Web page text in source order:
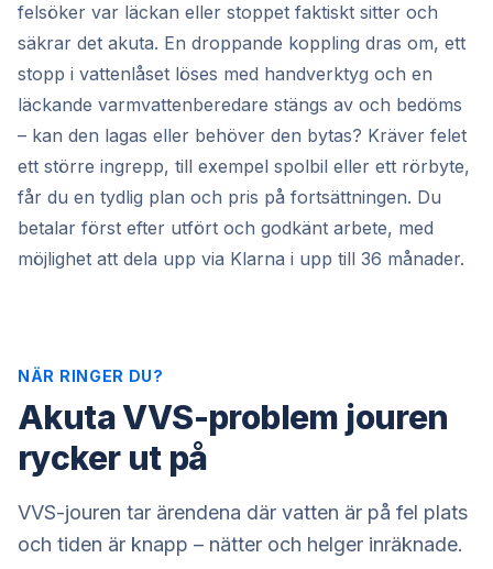
felsöker var läckan eller stoppet faktiskt sitter och
säkrar det akuta. En droppande koppling dras om, ett
stopp i vattenlåset löses med handverktyg och en
läckande varmvattenberedare stängs av och bedöms
– kan den lagas eller behöver den bytas? Kräver felet
ett större ingrepp, till exempel spolbil eller ett rörbyte,
får du en tydlig plan och pris på fortsättningen. Du
betalar först efter utfört och godkänt arbete, med
möjlighet att dela upp via Klarna i upp till 36 månader.
NÄR RINGER DU?
Akuta VVS-problem jouren
rycker ut på
VVS-jouren tar ärendena där vatten är på fel plats
och tiden är knapp – nätter och helger inräknade.